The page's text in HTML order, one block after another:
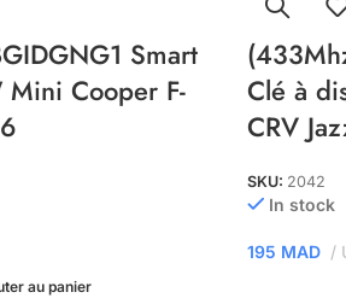
Smart
Mini Cooper F-
au panier
Clé à
CRV
SKU: 2042
In stock
195 MAD